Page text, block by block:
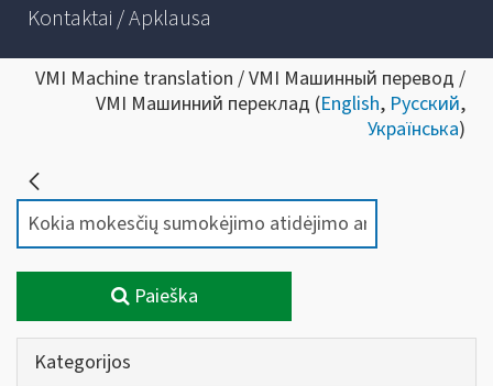
Kontaktai / Apklausa
VMI Machine translation / VMI Машинный перевод /
VMI Машинний переклад (English, Русский,
Українська)
Paieška
Kategorijos